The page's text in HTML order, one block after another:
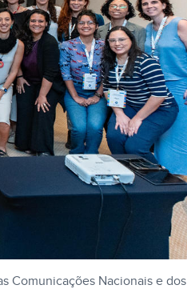
Comunicações Nacionais e dos